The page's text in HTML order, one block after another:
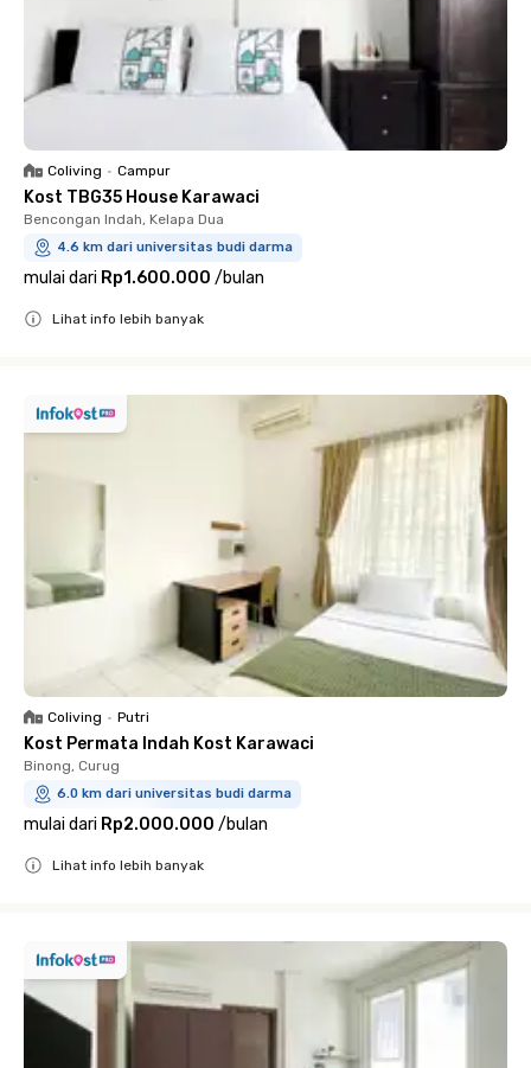
Coliving • Campur
Kost TBG35 House Karawaci
Bencongan Indah, Kelapa Dua
4.6 km dari universitas budi darma
mulai dari Rp1.600.000 /bulan
Lihat info lebih banyak
Coliving • Putri
Kost Permata Indah Kost Karawaci
Binong, Curug
6.0 km dari universitas budi darma
mulai dari Rp2.000.000 /bulan
Lihat info lebih banyak